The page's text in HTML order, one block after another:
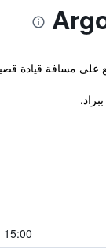
15:00